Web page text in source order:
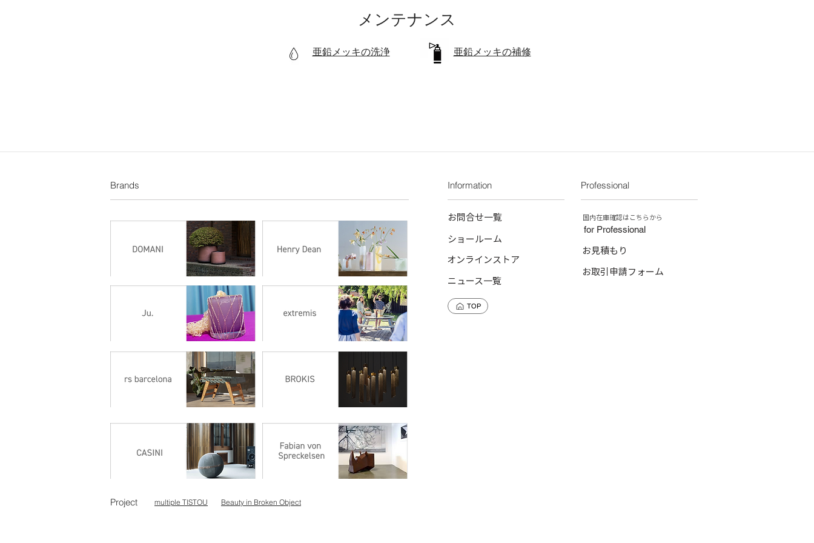
メンテナンス
亜鉛メッキの洗浄 亜鉛メッキの補修
Brands
Project multiple TISTOU Beauty in Broken Object
Information
お問合せ一覧
ショールーム
オンラインストア
ニュース一覧
Professional
for Professional
​国内在庫確認はこちらから
お見積もり
お取引申請フォーム
TOP